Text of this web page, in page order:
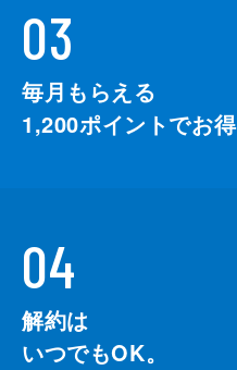
03
毎月もらえる
1,200ポイントでお得
04
解約は
いつでもOK。